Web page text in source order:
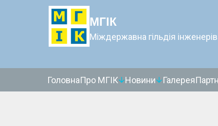
МГІК
Міждержавна гільдія
ГоловнаПро МГІК Новини Галерея